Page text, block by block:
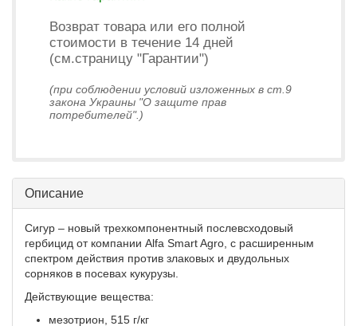
Возврат товара или его полной
стоимости в течение 14 дней
(см.страницу "Гарантии")
(при соблюдении условий изложенных в ст.9
закона Украины "О защите прав
потребителей".)
Описание
Сигур – новый трехкомпонентный послевсходовый
гербицид от компании Alfa Smart Agro, с расширенным
спектром действия против злаковых и двудольных
сорняков в посевах кукурузы.
Действующие вещества:
мезотрион, 515 г/кг